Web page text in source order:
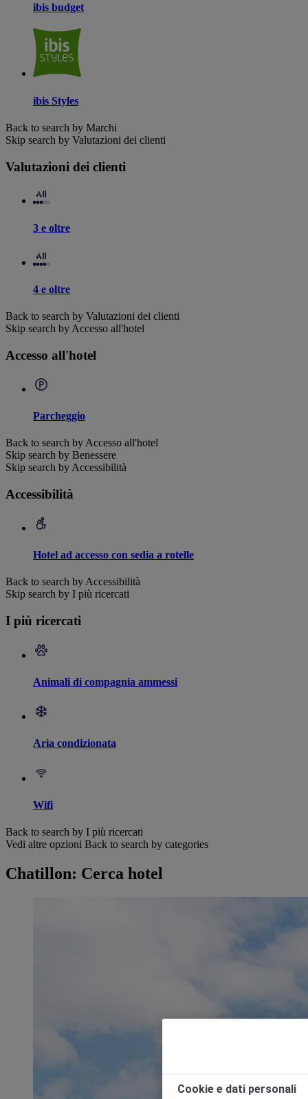
ibis budget
ibis Styles
Back to search by Marchi
Skip search by Valutazioni dei clienti
Valutazioni dei clienti
3 e oltre
4 e oltre
Back to search by Valutazioni dei clienti
Skip search by Accesso all'hotel
Accesso all'hotel
Parcheggio
Back to search by Accesso all'hotel
Skip search by Benessere
Skip search by Accessibilità
Accessibilità
Hotel ad accesso con sedia a rotelle
Back to search by Accessibilità
Skip search by I più ricercati
I più ricercati
Animali di compagnia ammessi
Aria condizionata
Wifi
Back to search by I più ricercati
Vedi altre opzioni Back to search by categories
Chatillon: Cerca hotel
Cookie e dati personali